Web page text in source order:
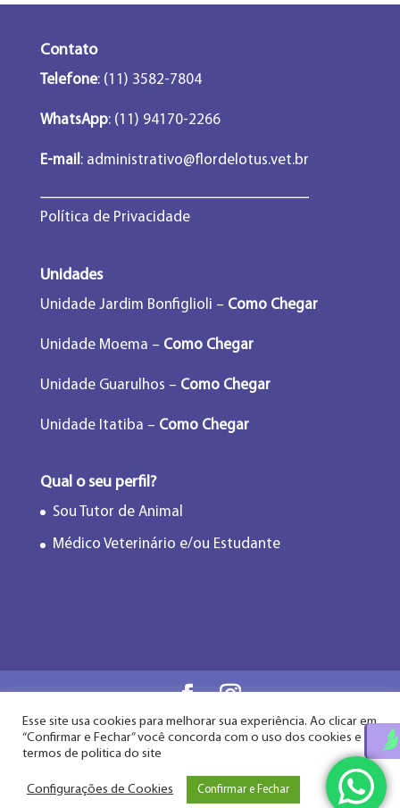
Contato
Telefone: (11) 3582-7804
WhatsApp: (11) 94170-2266
E-mail:administrativo@flordelotus.vet.br
Política de Privacidade
Unidades
Unidade Jardim Bonfiglioli – Como Chegar
Unidade Moema – Como Chegar
Unidade Guarulhos – Como Chegar
Unidade Itatiba – Como Chegar
Qual o seu perfil?
Sou Tutor de Animal
Médico Veterinário e/ou Estudante
Flor de Lótus Acupuntura Veterinária® - Desde
Esse site usa cookies para melhorar sua experiência. Ao clicar em
“Confirmar e Fechar” você concorda com o uso dos cookies e
termos de politica do site
Configurações de Cookies Confirmar e Fechar